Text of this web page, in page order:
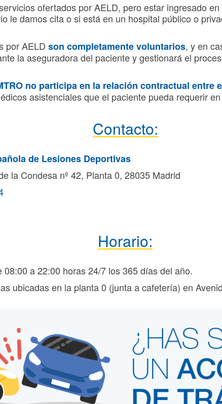
ofertados por AELD, pero estar ingresado
le damos cita o si está en un hospital público o
por AELD son completamente voluntarios, y en
la aseguradora del paciente y gestionará el
no participa en la relación contractual entre
asistenciales que el paciente pueda requerir
Contacto:
de Lesiones Deportivas
la Condesa nº 42, Planta 0, 28035 Madrid
Horario:
08:00 a 22:00 horas 24/7 los 365 días del año.
ubicadas en la planta 0 (junta a cafetería) en